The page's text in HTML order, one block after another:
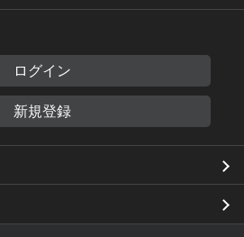
ログイン
新規登録